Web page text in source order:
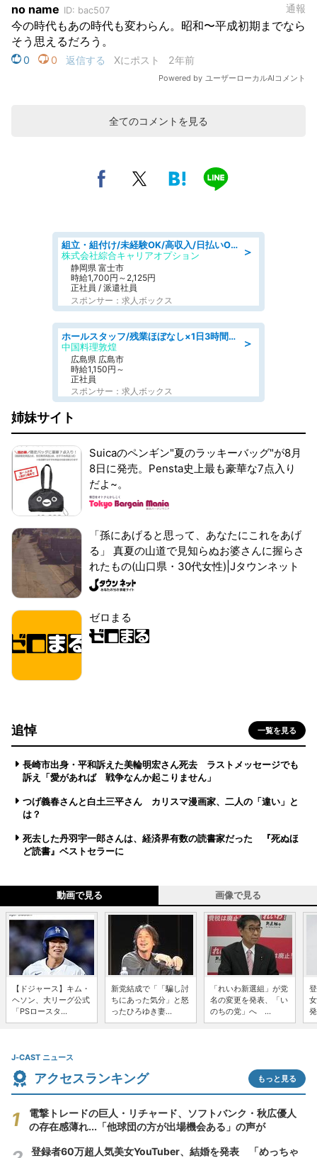
全てのコメントを見る
＞
組立・組付け/未経験OK/高収入/日払いOK/交替制/20・30・40代活躍中
株式会社綜合キャリアオプション
静岡県 富士市
時給1,700円～2,125円
正社員 / 派遣社員
スポンサー：求人ボックス
＞
ホールスタッフ/残業ほぼなし×1日3時間〜勤務OK!フォロー体制も充実/広島県/広島市南区
中国料理敦煌
広島県 広島市
時給1,150円～
正社員
スポンサー：求人ボックス
姉妹サイト
Suicaのペンギン"夏のラッキーバッグ"が8月
8日に発売。Pensta史上最も豪華な7点入り
だよ~。
「孫にあげると思って、あなたにこれをあげ
る」 真夏の山道で見知らぬお婆さんに握らさ
れたもの(山口県・30代女性)|Jタウンネット
ゼロまる
追悼 一覧を見る
長崎市出身・平和訴えた美輪明宏さん死去 ラストメッセージでも
訴え「愛があれば 戦争なんか起こりません」
つげ義春さんと白土三平さん カリスマ漫画家、二人の「違い」と
は？
死去した丹羽宇一郎さんは、経済界有数の読書家だった 『死ぬほ
ど読書』ベストセラーに
動画で見る 画像で見る
【ドジャース】キム・
ヘソン、大リーグ公式
「PSロースタ...
新党結成で「「騙し討
ちにあった気分」と怒
ったひろゆき妻...
「れいわ新選組」が党
名の変更を発表、「い
のちの党」へ ...
J-CAST ニュース
アクセスランキング もっと見る
電撃トレードの巨人・リチャード、ソフトバンク・秋広優人
の存在感薄れ...「他球団の方が出場機会ある」の声が
登録者60万超人気美女YouTuber、結婚を発表 「めっちゃ